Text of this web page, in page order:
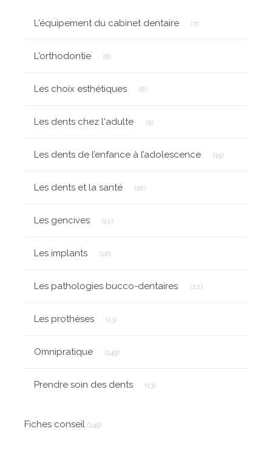
L'équipement du cabinet dentaire (7)
L'orthodontie (8)
Les choix esthétiques (8)
Les dents chez l'adulte (9)
Les dents de l’enfance à l’adolescence (15)
Les dents et la santé (18)
Les gencives (12)
Les implants (16)
Les pathologies bucco-dentaires (22)
Les prothèses (13)
Omnipratique (149)
Prendre soin des dents (13)
Fiches conseil (149)